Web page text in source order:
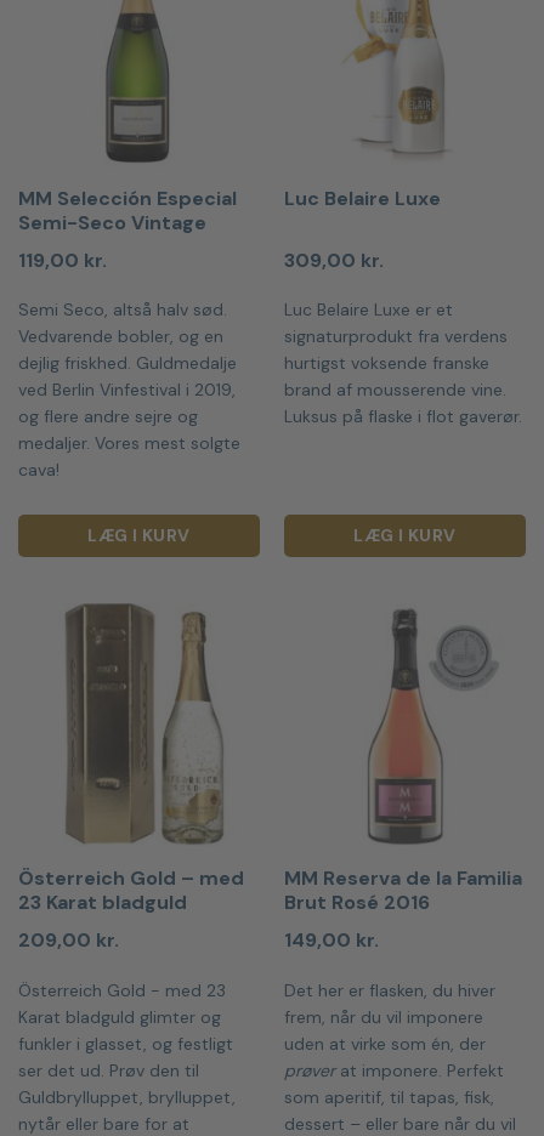
MM Selección Especial
Semi-Seco Vintage
119,00 kr.
Semi Seco, altså halv sød.
Vedvarende bobler, og en
dejlig friskhed. Guldmedalje
ved Berlin Vinfestival i 2019,
og flere andre sejre og
medaljer. Vores mest solgte
cava!
LÆG I KURV
Luc Belaire Luxe
309,00 kr.
Luc Belaire Luxe er et
signaturprodukt fra verdens
hurtigst voksende franske
brand af mousserende vine.
Luksus på flaske i flot gaverør.
LÆG I KURV
Österreich Gold – med
23 Karat bladguld
209,00 kr.
Österreich Gold - med 23
Karat bladguld glimter og
funkler i glasset, og festligt
ser det ud. Prøv den til
Guldbrylluppet, brylluppet,
nytår eller bare for at
MM Reserva de la Familia
Brut Rosé 2016
149,00 kr.
Det her er flasken, du hiver
frem, når du vil imponere
uden at virke som én, der
prøverat imponere. Perfekt
som aperitif, til tapas, fisk,
dessert – eller bare når du vil